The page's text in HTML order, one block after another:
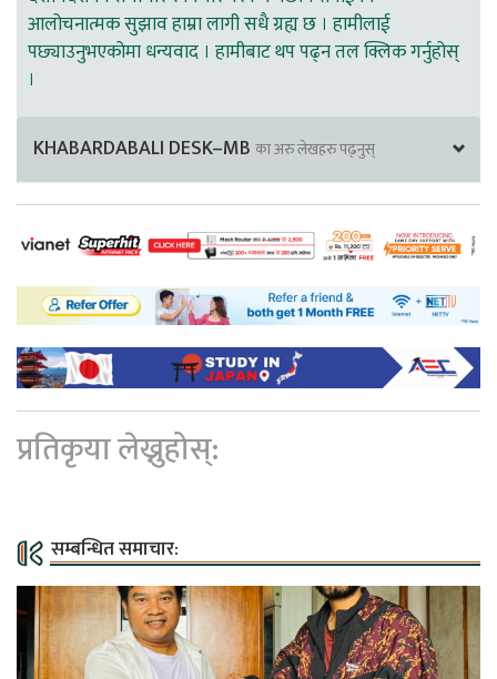
आलोचनात्मक सुझाव हाम्रा लागी सधै ग्रह्य छ । हामीलाई
पछ्याउनुभएकोमा धन्यवाद । हामीबाट थप पढ्न तल क्लिक गर्नुहोस्
।
KHABARDABALI DESK–MB का अरु लेखहरु पढ्नुस्
प्रतिकृया लेख्नुहोस्:
सम्बन्धित समाचार: